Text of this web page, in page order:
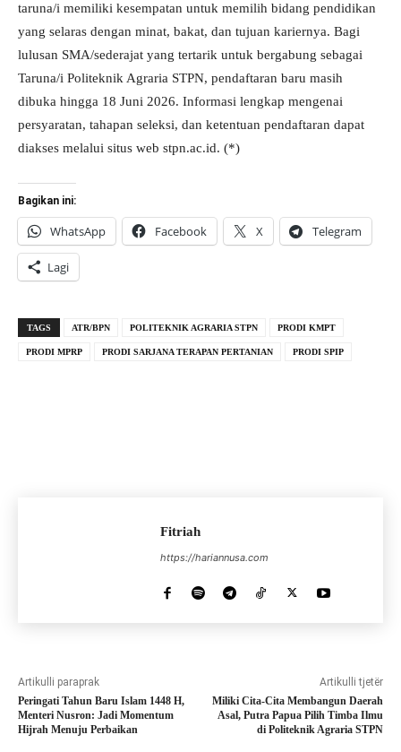
taruna/i memiliki kesempatan untuk memilih bidang pendidikan
yang selaras dengan minat, bakat, dan tujuan kariernya. Bagi
lulusan SMA/sederajat yang tertarik untuk bergabung sebagai
Taruna/i Politeknik Agraria STPN, pendaftaran baru masih
dibuka hingga 18 Juni 2026. Informasi lengkap mengenai
persyaratan, tahapan seleksi, dan ketentuan pendaftaran dapat
diakses melalui situs web stpn.ac.id. (*)
Bagikan ini:
WhatsApp Facebook X Telegram
Lagi
TAGS ATR/BPN POLITEKNIK AGRARIA STPN PRODI KMPT
PRODI MPRP PRODI SARJANA TERAPAN PERTANIAN PRODI SPIP
Fitriah
https://hariannusa.com
Artikulli paraprak
Peringati Tahun Baru Islam 1448 H,
Menteri Nusron: Jadi Momentum
Hijrah Menuju Perbaikan
Artikulli tjetër
Miliki Cita-Cita Membangun Daerah
Asal, Putra Papua Pilih Timba Ilmu
di Politeknik Agraria STPN